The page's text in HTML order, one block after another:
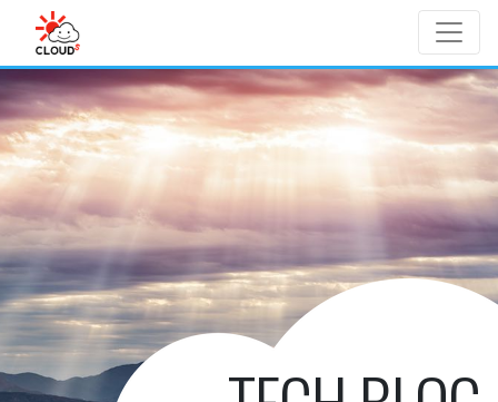
Skip to main content